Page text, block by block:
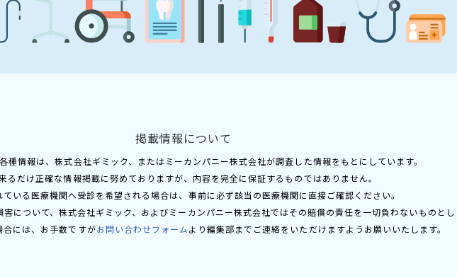
掲載情報について
種情報は、株式会社ギミック、またはミーカンパニー株式会社が調査した情報をもとにしています。
るだけ正確な情報掲載に努めておりますが、内容を完全に保証するものではありません。
ている医療機関へ受診を希望される場合は、事前に必ず該当の医療機関に直接ご確認ください。
について、株式会社ギミック、およびミーカンパニー株式会社ではその賠償の責任を一切負わないものとし
には、お手数ですがお問い合わせフォームより編集部までご連絡をいただけますようお願いいたします。